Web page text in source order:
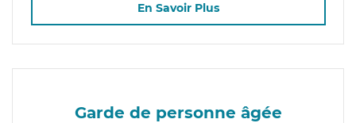
En Savoir Plus
Garde de personne âgée